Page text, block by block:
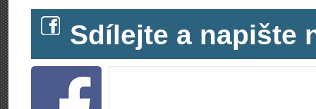
Sdílejte a napište